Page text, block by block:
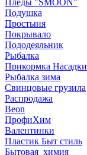
Пледы "SMOON"
Подушка
Простыня
Покрывало
Пододеяльник
Рыбалка
Прикормка Насадки
Рыбалка зима
Свинцовые грузила
Распродажа
Beon
ПрофиХим
Валентинки
Пластик Быт стиль
Бытовая_химия